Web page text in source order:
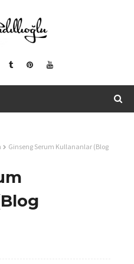
Ginseng Serum Kullananlar (Blog